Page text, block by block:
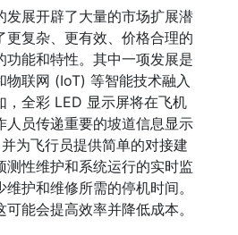
发展开辟了大量的市场扩展潜
更复杂、更有效、价格合理的
功能和特性。其中一项发展是
物联网 (IoT) 等智能技术融入
，全彩 LED 显示屏将在飞机
人员传递重要的坡道信息显示
为飞行员提供简单的对接建
测性维护和系统运行的实时监
护和维修所需的停机时间。
能会提高效率并降低成本。